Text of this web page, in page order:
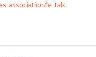
association/le-talk-